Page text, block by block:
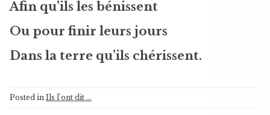
Afin qu’ils les bénissent
Ou pour finir leurs jours
Dans la terre qu’ils chérissent.
Posted in Ils l'ont dit ...